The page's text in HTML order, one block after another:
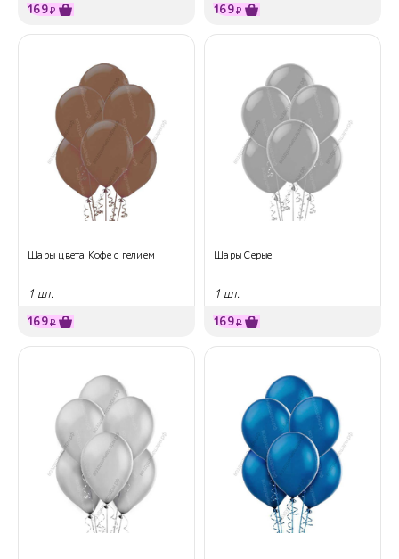
169₽ 169₽
Шары цвета Кофе с гелием
1 шт.
169₽
Шары Серые
1 шт.
169₽